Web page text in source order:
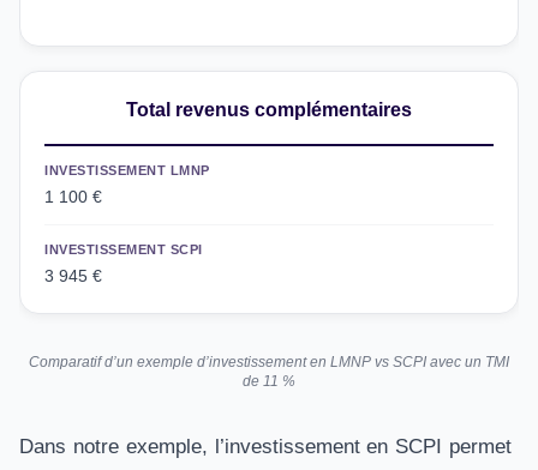
Total revenus complémentaires
INVESTISSEMENT LMNP
1 100 €
INVESTISSEMENT SCPI
3 945 €
Comparatif d’un exemple d’investissement en LMNP vs SCPI avec un TMI
de 11 %
Dans notre exemple, l’investissement en SCPI permet